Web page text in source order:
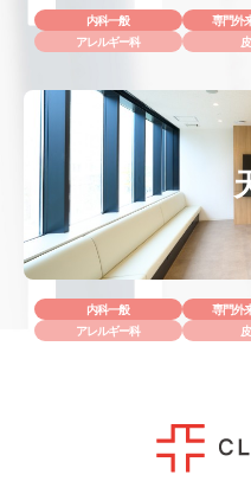
内科一般 専門外
アレルギー科
内科一般 専門外
アレルギー科